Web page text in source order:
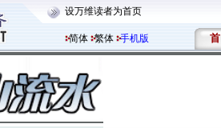
设万维读者为首页
简体 繁体 手机版 首